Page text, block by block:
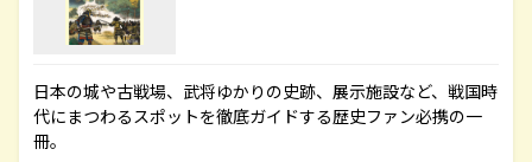
日本の城や古戦場、武将ゆかりの史跡、展示施設など、戦国時
代にまつわるスポットを徹底ガイドする歴史ファン必携の一
冊。